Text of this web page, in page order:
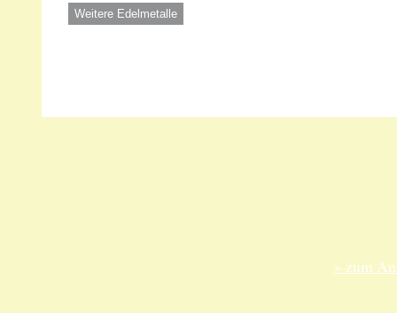
Weitere Edelmetalle
» zum